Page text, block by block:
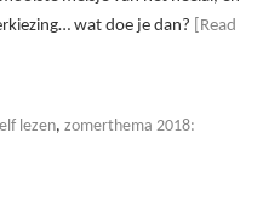
wat doe je dan?
[Read
lezen, zomerthema 2018: